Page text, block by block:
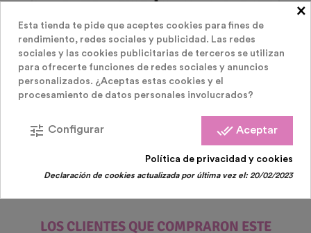
Velas De Cumpleaños Luminosas
Cartel Feliz Cumpleaños Purpurina
Precio
6,50 €
LOS CLIENTES QUE COMPRARON ESTE
×
Esta tienda te pide que aceptes cookies para fines de
rendimiento, redes sociales y publicidad. Las redes
sociales y las cookies publicitarias de terceros se utilizan
para ofrecerte funciones de redes sociales y anuncios
personalizados. ¿Aceptas estas cookies y el
procesamiento de datos personales involucrados?
done_all Aceptar
tune Configurar
Política de privacidad y cookies
Declaración de cookies actualizada por última vez el:20/02/2023